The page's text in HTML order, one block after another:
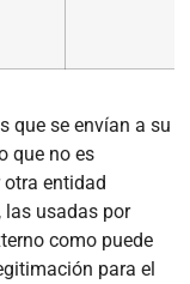
que se envían a su
que no es
entidad
las usadas por
como puede
para el